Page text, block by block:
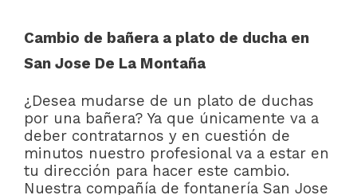
Cambio de bañera a plato de ducha en
San Jose De La Montaña
¿Desea mudarse de un plato de duchas
por una bañera? Ya que únicamente va a
deber contratarnos y en cuestión de
minutos nuestro profesional va a estar en
tu dirección para hacer este cambio.
Nuestra compañía de fontanería San Jose